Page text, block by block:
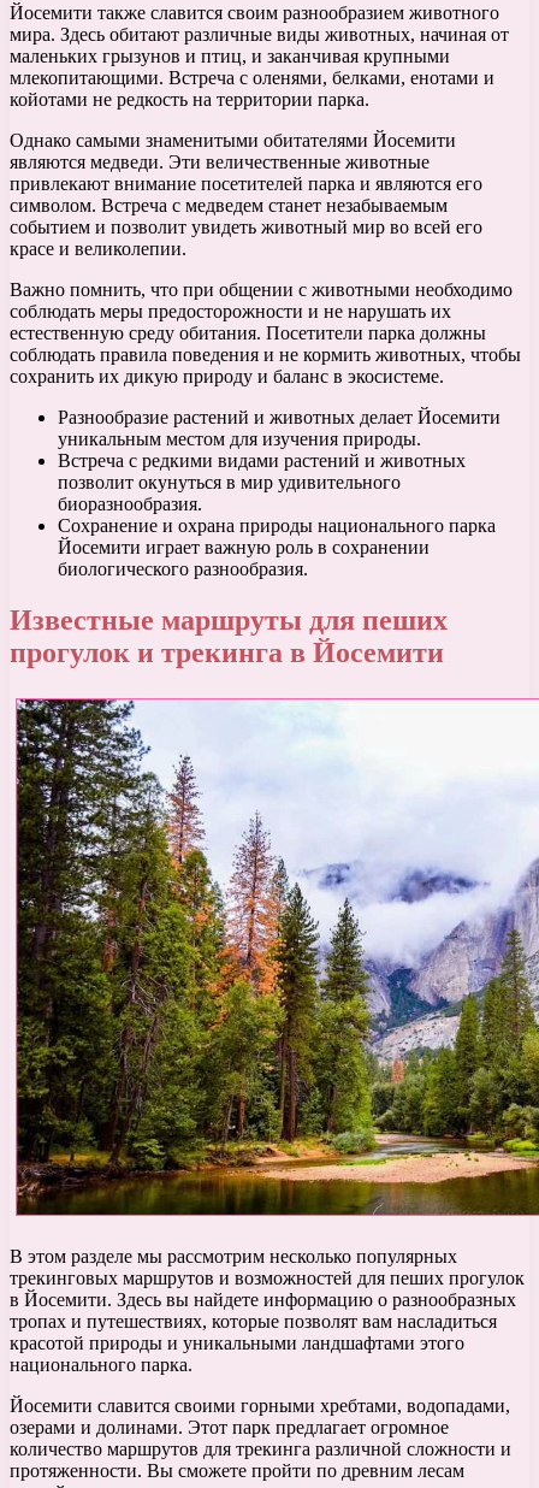
Йосемити также славится своим разнообразием животного
мира. Здесь обитают различные виды животных, начиная от
маленьких грызунов и птиц, и заканчивая крупными
млекопитающими. Встреча с оленями, белками, енотами и
койотами не редкость на территории парка.
Однако самыми знаменитыми обитателями Йосемити
являются медведи. Эти величественные животные
привлекают внимание посетителей парка и являются его
символом. Встреча с медведем станет незабываемым
событием и позволит увидеть животный мир во всей его
красе и великолепии.
Важно помнить, что при общении с животными необходимо
соблюдать меры предосторожности и не нарушать их
естественную среду обитания. Посетители парка должны
соблюдать правила поведения и не кормить животных, чтобы
сохранить их дикую природу и баланс в экосистеме.
Разнообразие растений и животных делает Йосемити
уникальным местом для изучения природы.
Встреча с редкими видами растений и животных
позволит окунуться в мир удивительного
биоразнообразия.
Сохранение и охрана природы национального парка
Йосемити играет важную роль в сохранении
биологического разнообразия.
Известные маршруты для пеших
прогулок и трекинга в Йосемити
В этом разделе мы рассмотрим несколько популярных
трекинговых маршрутов и возможностей для пеших прогулок
в Йосемити. Здесь вы найдете информацию о разнообразных
тропах и путешествиях, которые позволят вам насладиться
красотой природы и уникальными ландшафтами этого
национального парка.
Йосемити славится своими горными хребтами, водопадами,
озерами и долинами. Этот парк предлагает огромное
количество маршрутов для трекинга различной сложности и
протяженности. Вы сможете пройти по древним лесам